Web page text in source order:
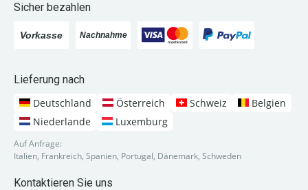
Sicher bezahlen
Lieferung nach
Deutschland
Österreich Schweiz
Belgien
Niederlande
Luxemburg
Auf Anfrage:
Italien, Frankreich, Spanien, Portugal, Dänemark, Schweden
Kontaktieren Sie uns